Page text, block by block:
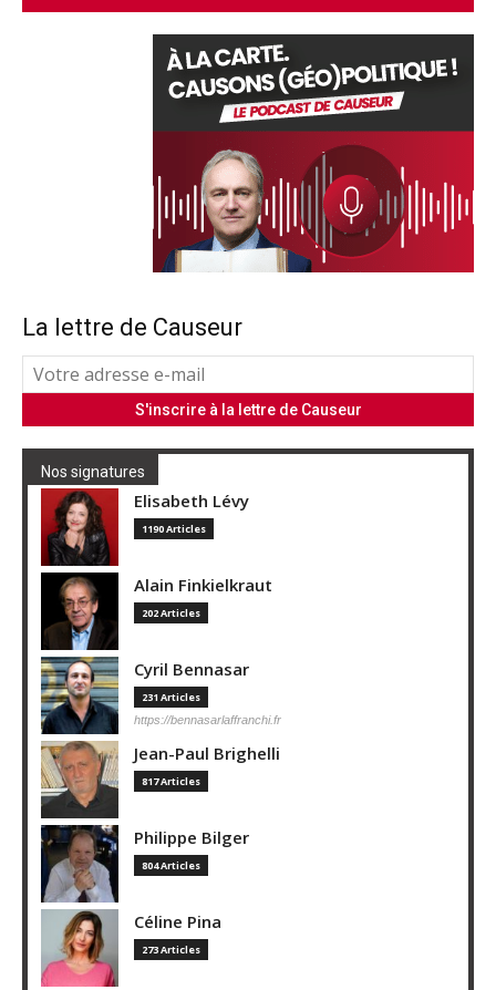
La lettre de Causeur
Nos signatures
Elisabeth Lévy
1190 Articles
Alain Finkielkraut
202 Articles
Cyril Bennasar
231 Articles
https://bennasarlaffranchi.fr
Jean-Paul Brighelli
817 Articles
Philippe Bilger
804 Articles
Céline Pina
273 Articles